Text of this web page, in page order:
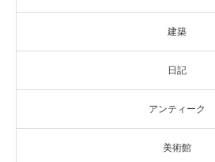
建築
日記
アンティーク
美術館